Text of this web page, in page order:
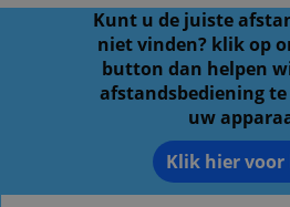
Kunt u de juiste
niet vinden? klik op
button dan helpen
afstandsbediening
uw
Klik hier